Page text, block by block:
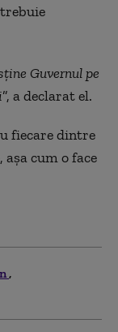
Guvernul pe
”, a declarat el.
fiecare dintre
cum o face